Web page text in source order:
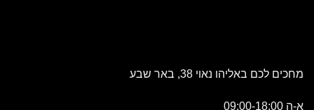
באליהו נאוי 38, באר שבע